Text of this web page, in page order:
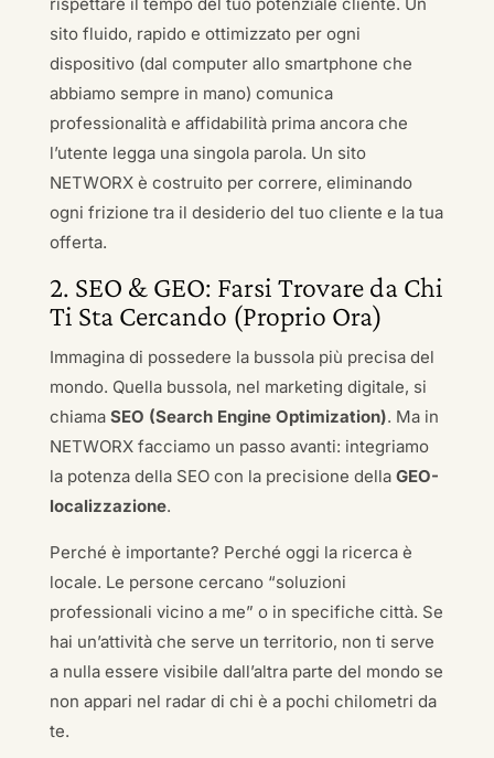
sito fluido, rapido e ottimizzato per ogni
dispositivo (dal computer allo smartphone che
abbiamo sempre in mano) comunica
professionalità e affidabilità prima ancora che
l’utente legga una singola parola. Un sito
NETWORX è costruito per correre, eliminando
ogni frizione tra il desiderio del tuo cliente e la tua
offerta.
2. SEO & GEO: Farsi Trovare da Chi
Ti Sta Cercando (Proprio Ora)
Immagina di possedere la bussola più precisa del
mondo. Quella bussola, nel marketing digitale, si
chiama SEO (Search Engine Optimization). Ma in
NETWORX facciamo un passo avanti: integriamo
la potenza della SEO con la precisione della GEO-
localizzazione.
Perché è importante? Perché oggi la ricerca è
locale. Le persone cercano “soluzioni
professionali vicino a me” o in specifiche città. Se
hai un’attività che serve un territorio, non ti serve
a nulla essere visibile dall’altra parte del mondo se
non appari nel radar di chi è a pochi chilometri da
te.